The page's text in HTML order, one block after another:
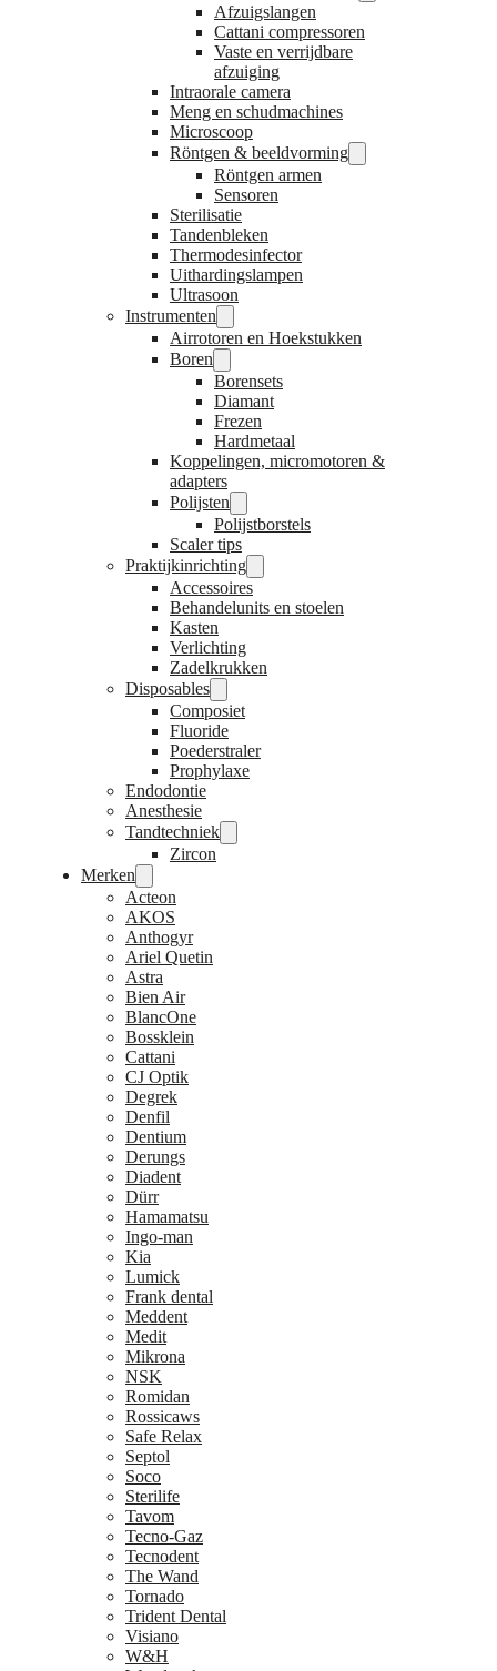
Afzuigslangen
Cattani compressoren
Vaste en verrijdbare
afzuiging
Intraorale camera
Meng en schudmachines
Microscoop
Röntgen & beeldvorming
Röntgen armen
Sensoren
Sterilisatie
Tandenbleken
Thermodesinfector
Uithardingslampen
Ultrasoon
Instrumenten
Airrotoren en Hoekstukken
Boren
Borensets
Diamant
Frezen
Hardmetaal
Koppelingen, micromotoren &
adapters
Polijsten
Polijstborstels
Scaler tips
Praktijkinrichting
Accessoires
Behandelunits en stoelen
Kasten
Verlichting
Zadelkrukken
Disposables
Composiet
Fluoride
Poederstraler
Prophylaxe
Endodontie
Anesthesie
Tandtechniek
Zircon
Merken
Acteon
AKOS
Anthogyr
Ariel Quetin
Astra
Bien Air
BlancOne
Bossklein
Cattani
CJ Optik
Degrek
Denfil
Dentium
Derungs
Diadent
Dürr
Hamamatsu
Ingo-man
Kia
Lumick
Frank dental
Meddent
Medit
Mikrona
NSK
Romidan
Rossicaws
Safe Relax
Septol
Soco
Sterilife
Tavom
Tecno-Gaz
Tecnodent
The Wand
Tornado
Trident Dental
Visiano
W&H